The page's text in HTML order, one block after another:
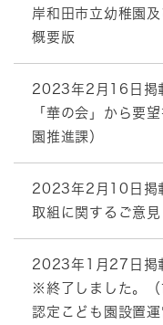
岸和田市立幼稚園
概要版
2023年2月16日掲
「華の会」から要
園推進課）
2023年2月10日掲
取組に関するご意
2023年1月27日掲
※終了しました。（
認定こども園設置